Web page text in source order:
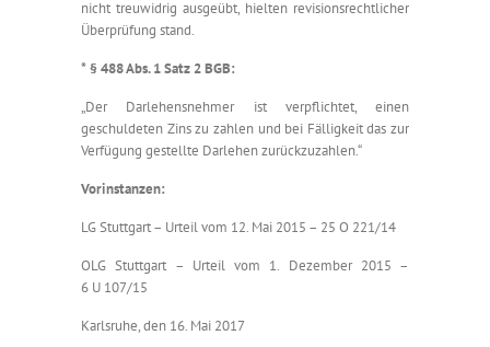
nicht treuwidrig ausgeübt, hielten revisionsrechtlicher
Überprüfung stand.
* § 488 Abs. 1 Satz 2 BGB:
„Der Darlehensnehmer ist verpflichtet, einen
geschuldeten Zins zu zahlen und bei Fälligkeit das zur
Verfügung gestellte Darlehen zurückzuzahlen.“
Vorinstanzen:
LG Stuttgart – Urteil vom 12. Mai 2015 – 25 O 221/14
OLG Stuttgart – Urteil vom 1. Dezember 2015 –
6 U 107/15
Karlsruhe, den 16. Mai 2017